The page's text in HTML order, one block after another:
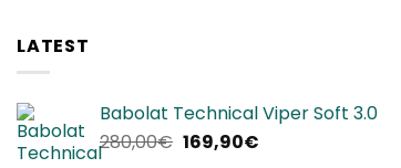
LATEST
Babolat Technical Viper Soft 3.0
280,00€ Il
169,90€Il